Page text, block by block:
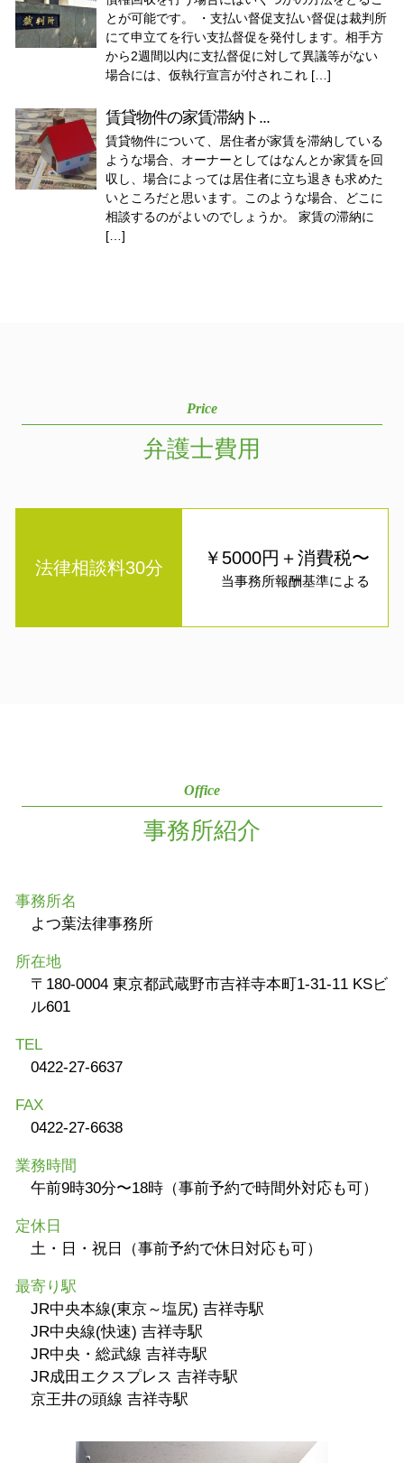
とが可能です。 ・支払い督促支払い督促は裁判所
にて申立てを行い支払督促を発付します。相手方
から2週間以内に支払督促に対して異議等がない
場合には、仮執行宣言が付されこれ […]
賃貸物件の家賃滞納ト...
賃貸物件について、居住者が家賃を滞納している
ような場合、オーナーとしてはなんとか家賃を回
収し、場合によっては居住者に立ち退きも求めた
いところだと思います。このような場合、どこに
相談するのがよいのでしょうか。 家賃の滞納に
[…]
Price
弁護士費用
法律相談料30分 ￥5000円＋消費税〜
当事務所報酬基準による
Office
事務所紹介
事務所名
よつ葉法律事務所
所在地
〒180-0004 東京都武蔵野市吉祥寺本町1-31-11 KSビ
ル601
TEL
0422-27-6637
FAX
0422-27-6638
業務時間
午前9時30分〜18時（事前予約で時間外対応も可）
定休日
土・日・祝日（事前予約で休日対応も可）
最寄り駅
JR中央本線(東京～塩尻) 吉祥寺駅
JR中央線(快速) 吉祥寺駅
JR中央・総武線 吉祥寺駅
JR成田エクスプレス 吉祥寺駅
京王井の頭線 吉祥寺駅